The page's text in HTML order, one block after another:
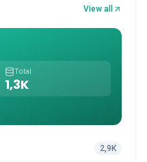
View all
Total
1,3K
2,9K